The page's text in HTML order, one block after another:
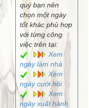
quý bạn nên
chọn một ngày
tốt khác phù hợp
với từng công
việc trên tại:
Xem
ngày làm nhà
Xem
ngày cưới hỏi
Xem
ngày xuất hành